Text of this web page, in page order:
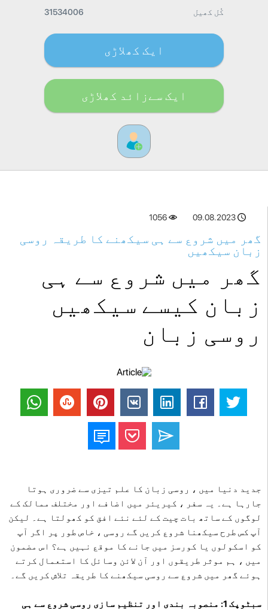
کُل کھیل 31534006
ایک کھلاڑی
ایک سےزائد کھلاڑی
09.08.2023
1056
گھر میں شروع سے ہی سیکھنے کا طریقہ روسی
زبان سیکھیں
گھر میں شروع سے ہی
زبان کیسے سیکھیں
روسی زبان
جدید دنیا میں ، روسی زبان کا علم تیزی سے ضروری ہوتا
جارہا ہے۔ یہ سفر ، کیریئر میں اضافے اور مختلف ممالک کے
لوگوں کے ساتھ بات چیت کے لئے نئے افق کو کھولتا ہے۔ لیکن
آپ کس طرح سیکھنا شروع کریں گے روسی ، خاص طور پر اگر آپ
کو اسکولوں یا کورسز میں جانے کا موقع نہیں ہے؟ اس مضمون
میں ، ہم موثر طریقوں اور آن لائن وسائل کا استعمال کرتے
ہوئے گھر میں شروع سے روسی سیکھنے کا طریقہ تلاش کریں گے۔
سبٹوپک 1: منصوبہ بندی اور تنظیم سازی روسی شروع سے ہی